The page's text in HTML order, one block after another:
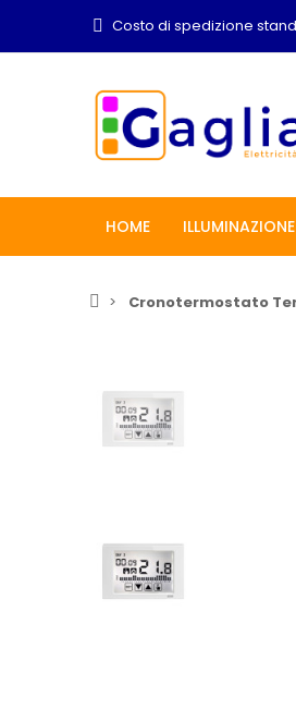
Costo di spedizione
HOME ILLUMINAZIONE
Cronotermostato